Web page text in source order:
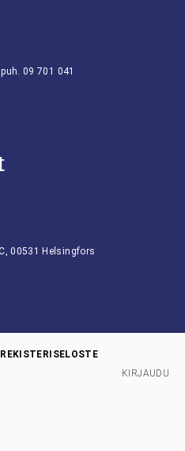
09 701 041
00531 Helsingfors
KIRJAUDU